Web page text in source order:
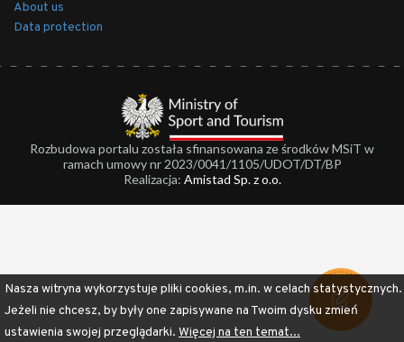
About us
Data protection
Rozbudowa portalu została sfinansowana ze środków MSiT w
ramach umowy nr 2023/0041/1105/UDOT/DT/BP
Realizacja: Amistad Sp. z o.o.
Nasza witryna wykorzystuje pliki cookies, m.in. w celach statystycznych.
Jeżeli nie chcesz, by były one zapisywane na Twoim dysku zmień
ustawienia swojej przeglądarki. Więcej na ten temat...